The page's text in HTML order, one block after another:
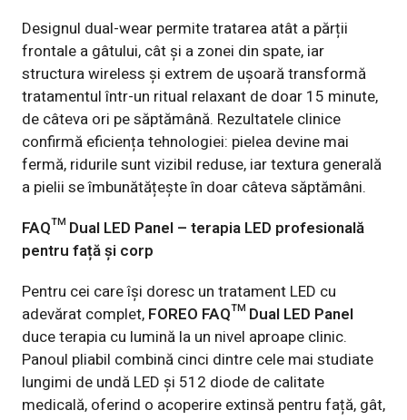
Designul dual-wear permite tratarea atât a părții
frontale a gâtului, cât și a zonei din spate, iar
structura wireless și extrem de ușoară transformă
tratamentul într-un ritual relaxant de doar 15 minute,
de câteva ori pe săptămână. Rezultatele clinice
confirmă eficiența tehnologiei: pielea devine mai
fermă, ridurile sunt vizibil reduse, iar textura generală
a pielii se îmbunătățește în doar câteva săptămâni.
FAQ™ Dual LED Panel – terapia LED profesională
pentru față și corp
Pentru cei care își doresc un tratament LED cu
adevărat complet, FOREO FAQ™ Dual LED Panel
duce terapia cu lumină la un nivel aproape clinic.
Panoul pliabil combină cinci dintre cele mai studiate
lungimi de undă LED și 512 diode de calitate
medicală, oferind o acoperire extinsă pentru față, gât,